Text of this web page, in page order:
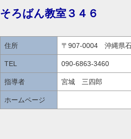
そろばん教室３４６
住所 〒907-0004 沖縄県
TEL 090-6863-3460
指導者 宮城 三四郎
ホームページ